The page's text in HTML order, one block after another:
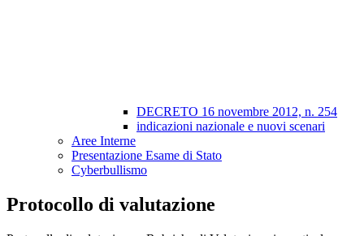
DECRETO 16 novembre 2012, n. 254
indicazioni nazionale e nuovi scenari
Aree Interne
Presentazione Esame di Stato
Cyberbullismo
Protocollo di valutazione